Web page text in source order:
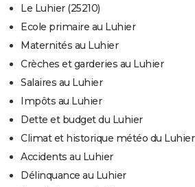
Le Luhier (25210)
Ecole primaire au Luhier
Maternités au Luhier
Crèches et garderies au Luhier
Salaires au Luhier
Impôts au Luhier
Dette et budget du Luhier
Climat et historique météo du Luhier
Accidents au Luhier
Délinquance au Luhier